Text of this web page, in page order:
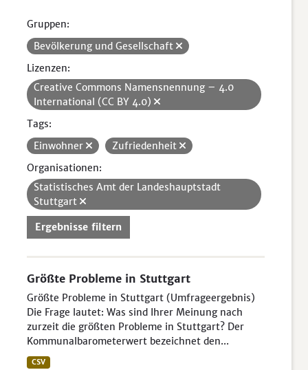
Gruppen:
Bevölkerung und Gesellschaft
Lizenzen:
Creative Commons Namensnennung – 4.0
International (CC BY 4.0)
Tags:
Einwohner
Zufriedenheit
Organisationen:
Statistisches Amt der Landeshauptstadt
Stuttgart
Ergebnisse filtern
Größte Probleme in Stuttgart
Größte Probleme in Stuttgart (Umfrageergebnis)
Die Frage lautet: Was sind Ihrer Meinung nach
zurzeit die größten Probleme in Stuttgart? Der
Kommunalbarometerwert bezeichnet den...
CSV